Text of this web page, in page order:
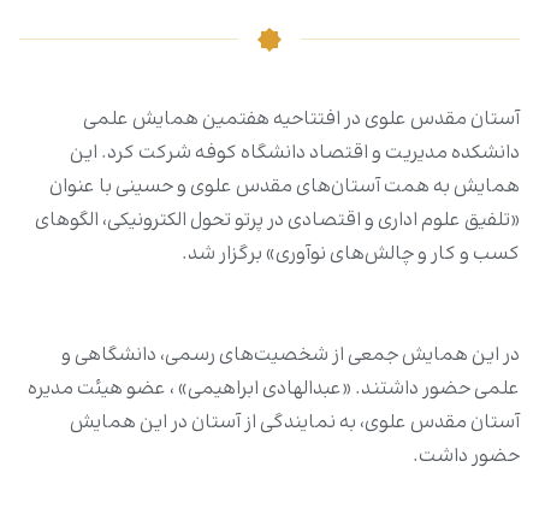
آستان مقدس علوی در افتتاحیه هفتمین همایش علمی
دانشکده مدیریت و اقتصاد دانشگاه کوفه شرکت کرد. این
همایش به همت آستان‌های مقدس علوی و حسینی با عنوان‌
«تلفیق علوم اداری و اقتصادی در پرتو تحول الکترونیکی، الگوهای
کسب و کار و چالش‌های نوآوری» برگزار شد.
در این همایش جمعی از شخصیت‌های رسمی، دانشگاهی و
علمی حضور داشتند. «عبدالهادی ابراهیمی» ، عضو هیئت مدیره
آستان مقدس علوی، به نمایندگی از آستان در این همایش
حضور داشت.